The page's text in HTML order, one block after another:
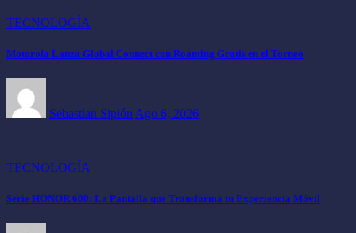
TECNOLOGÍA
Motorola Lanza Global Connect con Roaming Gratis en el Torneo
Sebastian Sipión Ago 6, 2026
TECNOLOGÍA
Serie HONOR 600: La Pantalla que Transforma tu Experiencia Móvil